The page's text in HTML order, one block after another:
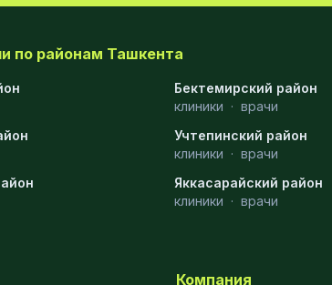
9
хирургия
по районам Ташкента
Бектемирский район
клиники · врачи
Учтепинский район
клиники · врачи
Яккасарайский район
клиники · врачи
Компания